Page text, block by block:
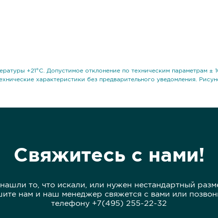
+21°С. Допустимое отклонение по техническим параметрам ±
характеристики без предварительного уведомления.
Свяжитесь с нами!
то, что искали, или нужен нестандартный
нам и наш менеджер свяжется с вами или
телефону +7(495) 255-22-32